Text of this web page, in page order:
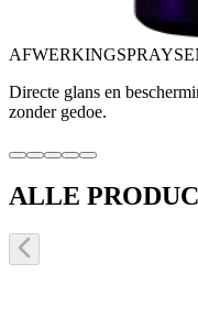
AFWERKINGSPRAYS
Directe glans en
zonder gedoe.
ALLE